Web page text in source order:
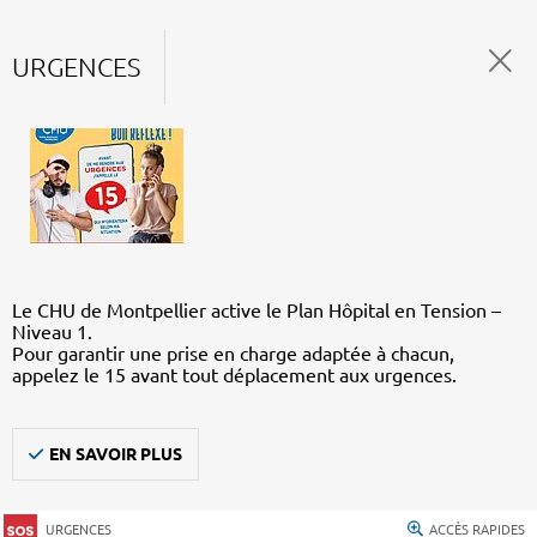
URGENCES
Le CHU de Montpellier active le Plan Hôpital en Tension –
Niveau 1.
Pour garantir une prise en charge adaptée à chacun,
appelez le 15 avant tout déplacement aux urgences.
EN SAVOIR PLUS
URGENCES ACCÈS RAPIDES